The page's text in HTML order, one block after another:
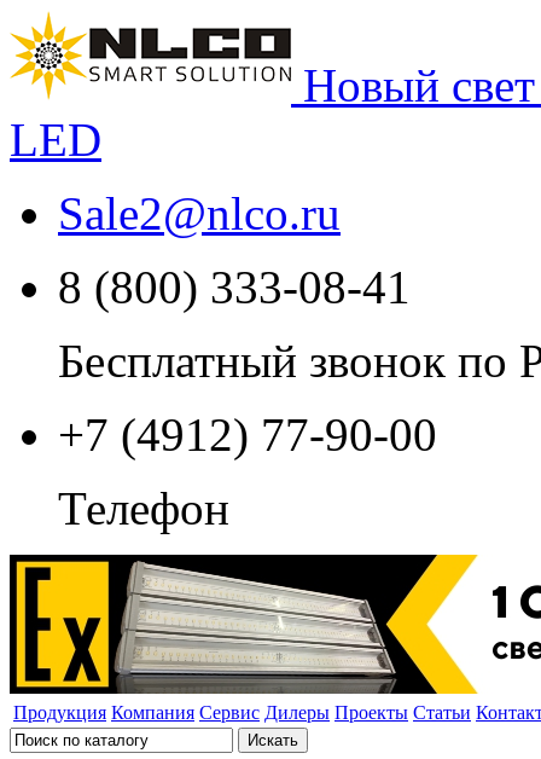
Новый
LED
Sale2@nlco.ru
8 (800) 333-08-41
Бесплатный звонок по
+7 (4912) 77-90-00
Телефон
Продукция Компания Сервис Дилеры Проекты Статьи